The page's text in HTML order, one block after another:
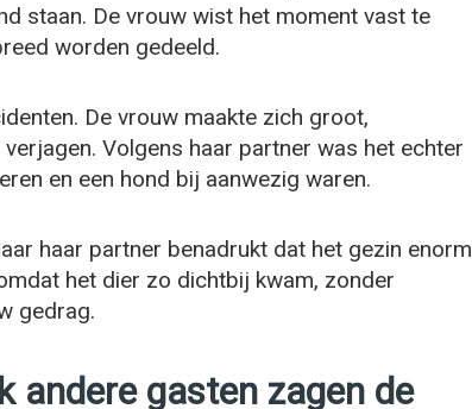
staan. De vrouw wist het moment vast te
worden gedeeld.
De vrouw maakte zich groot,
Volgens haar partner was het echter
en een hond bij aanwezig waren.
haar partner benadrukt dat het gezin enorm
het dier zo dichtbij kwam, zonder
gedrag.
andere gasten zagen de